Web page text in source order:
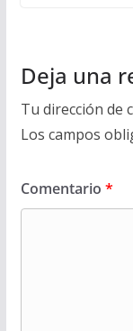
Deja una
Tu dirección de
Los campos
Comentario *